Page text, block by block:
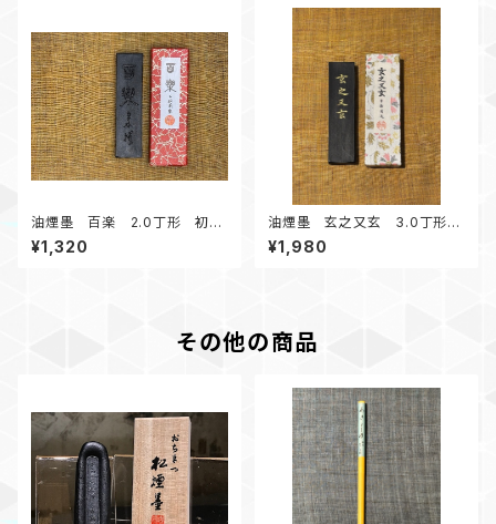
油煙墨 百楽 2.0丁形 初心
者にオススメ
¥1,320
油煙墨 玄之又玄 3.0丁形
実用使い、条幅練習にオススメ
¥1,980
その他の商品